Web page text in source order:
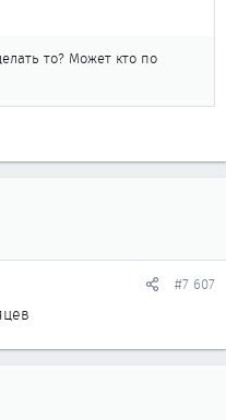
то? Может кто по
#7 607